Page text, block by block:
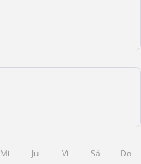
Mi Ju Vi Sá Do